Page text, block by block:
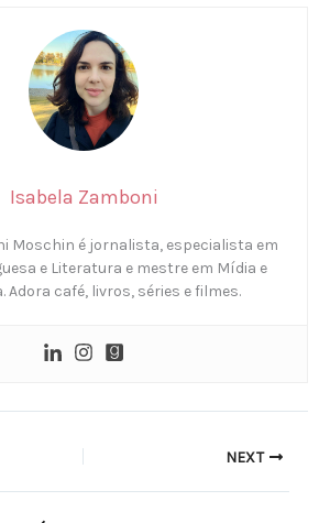
Isabela Zamboni
Moschin é jornalista, especialista em
e Literatura e mestre em Mídia e
Adora café, livros, séries e filmes.
NEXT